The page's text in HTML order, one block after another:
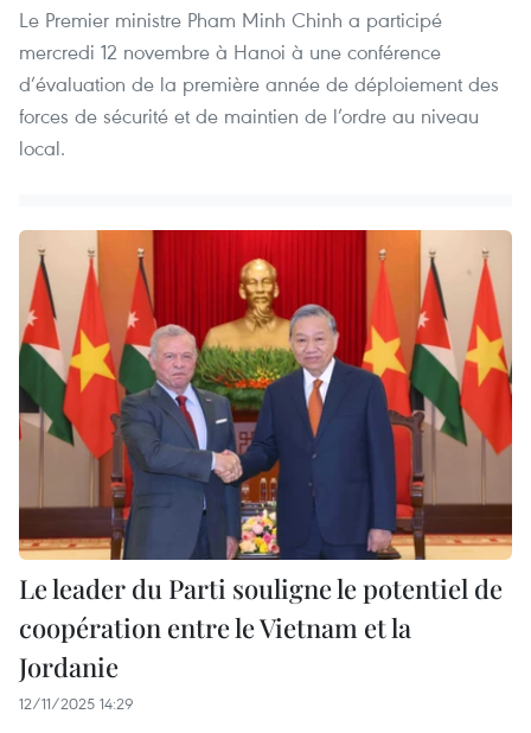
Le Premier ministre Pham Minh Chinh a participé
mercredi 12 novembre à Hanoi à une conférence
d’évaluation de la première année de déploiement des
forces de sécurité et de maintien de l’ordre au niveau
local.
Le leader du Parti souligne le potentiel de
coopération entre le Vietnam et la
Jordanie
12/11/2025 14:29